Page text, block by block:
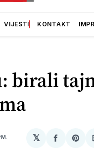
VIJESTI KONTAKT
birali
𝕏
podijeli